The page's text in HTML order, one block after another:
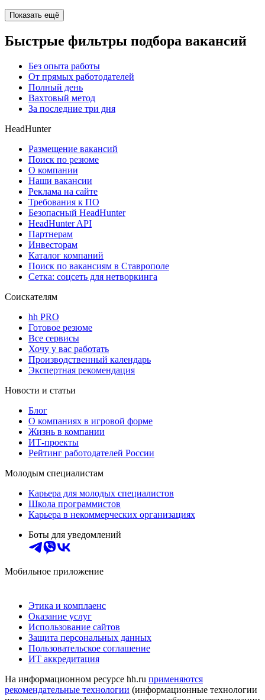
Показать ещё
Быстрые фильтры подбора вакансий
Без опыта работы
От прямых работодателей
Полный день
Вахтовый метод
За последние три дня
HeadHunter
Размещение вакансий
Поиск по резюме
О компании
Наши вакансии
Реклама на сайте
Требования к ПО
Безопасный HeadHunter
HeadHunter API
Партнерам
Инвесторам
Каталог компаний
Поиск по вакансиям в Ставрополе
Сетка: соцсеть для нетворкинга
Соискателям
hh PRO
Готовое резюме
Все сервисы
Хочу у вас работать
Производственный календарь
Экспертная рекомендация
Новости и статьи
Блог
О компаниях в игровой форме
Жизнь в компании
ИТ-проекты
Рейтинг работодателей России
Молодым специалистам
Карьера для молодых специалистов
Школа программистов
Карьера в некоммерческих организациях
Боты для уведомлений
Мобильное приложение
Этика и комплаенс
Оказание услуг
Использование сайтов
Защита персональных данных
Пользовательское соглашение
ИТ аккредитация
На информационном ресурсе hh.ru применяются
рекомендательные технологии (информационные технологии